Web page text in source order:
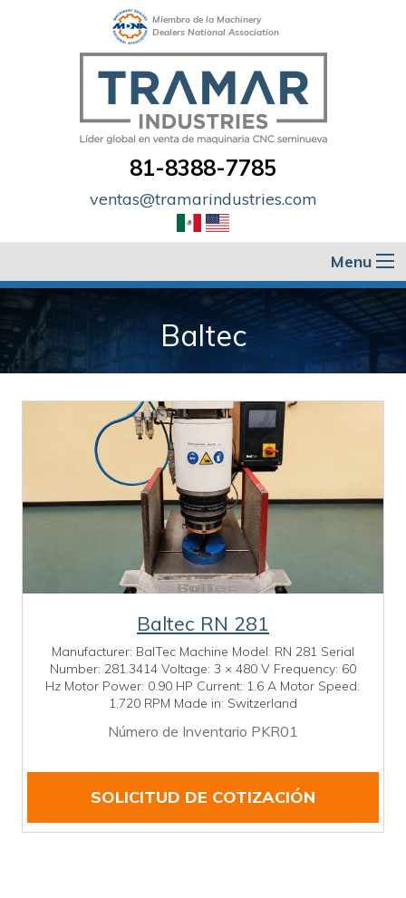
Miembro de la Machinery
Dealers National Association
81-8388-7785
ventas@tramarindustries.com
Menu
Baltec
Baltec RN 281
Manufacturer: BalTec Machine Model: RN 281 Serial
Number: 281.3414 Voltage: 3 × 480 V Frequency: 60
Hz Motor Power: 0.90 HP Current: 1.6 A Motor Speed:
1,720 RPM Made in: Switzerland
Número de Inventario PKR01
SOLICITUD DE COTIZACIÓN